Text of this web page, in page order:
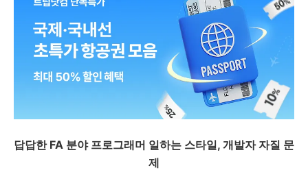
답답한 FA 분야 프로그래머 일하는 스타일, 개발자 자질 문
제